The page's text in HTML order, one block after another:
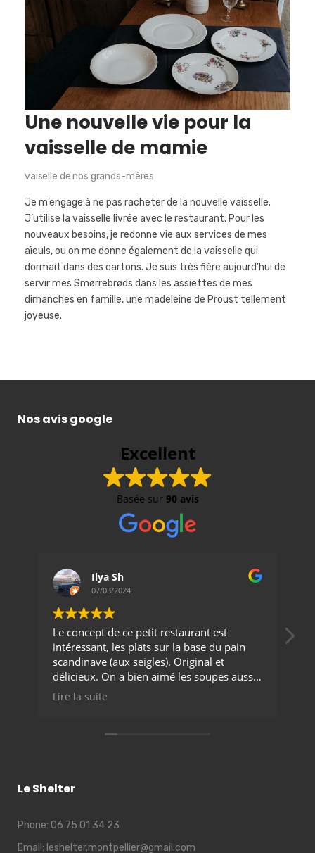
Une nouvelle vie pour la
vaisselle de mamie
vaiselle de nos grands-mères
Je m’engage à ne pas racheter de la nouvelle vaisselle.
J’utilise la vaisselle livrée avec le restaurant. Pour les
nouveaux besoins, je redonne vie aux services de mes
aïeuls, ou on me donne également de la vaisselle qui
dormait dans des cartons. Je suis très fière aujourd’hui de
servir mes Smørrebrøds dans les assiettes de mes
dimanches en famille, une madeleine de Proust tellement
joyeuse.
Nos avis google
Excellent
Basée sur 90 avis
Ilya Sh
07/03/2024
Le concept de ce petit restaurant est
intéressant, les plats sur la base du pain
scandinave (aux seigles). Original et
délicieux. On a bien aimé les soupes aussi.
Merci
Lire la suite
Le Shelter
Phone: 06 75 01 34 23
Email: leshelter.montpellier@gmail.com